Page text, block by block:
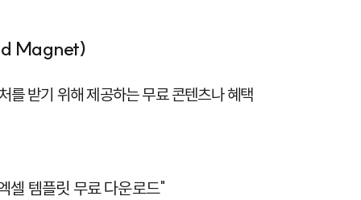
Magnet)
를 받기 위해 제공하는 무료 콘텐츠나 혜택
셀 템플릿 무료 다운로드"